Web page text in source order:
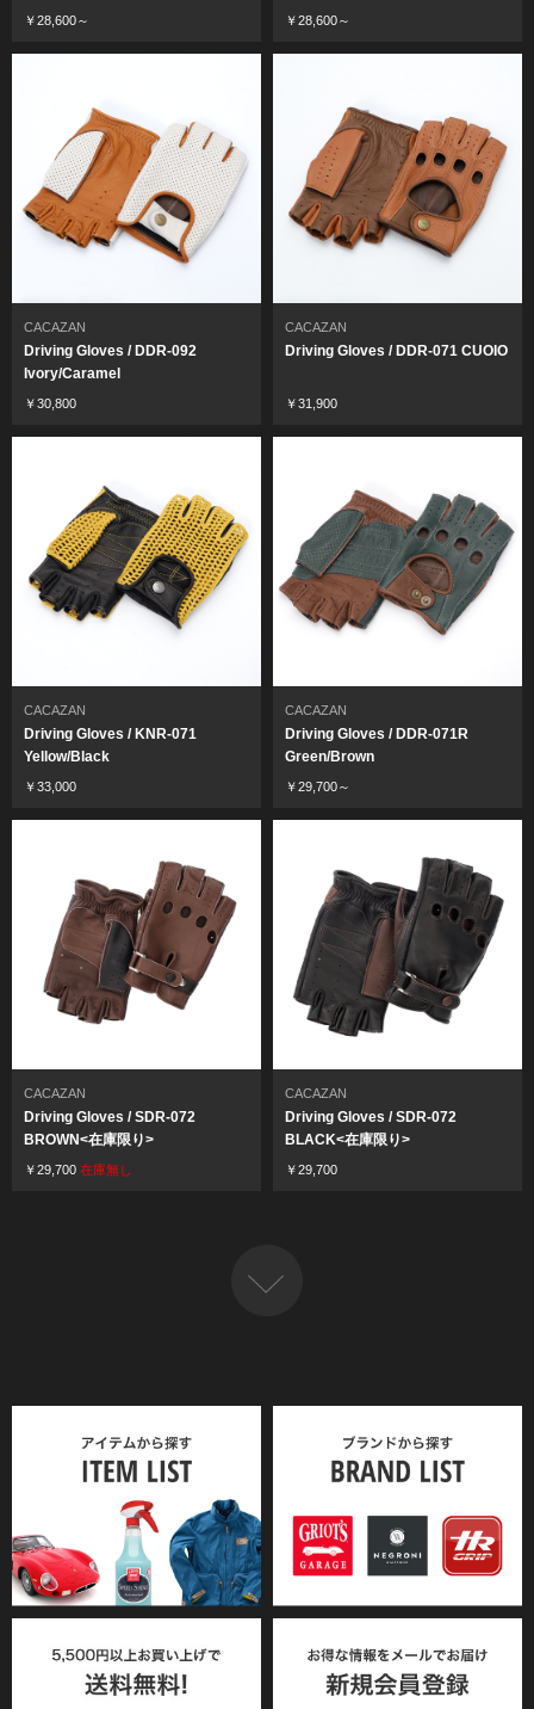
￥28,600～ ￥28,600～
CACAZAN
Driving Gloves / DDR-092
Ivory/Caramel
￥30,800
CACAZAN
Driving Gloves / DDR-071 CUOIO
￥31,900
CACAZAN
Driving Gloves / KNR-071
Yellow/Black
￥33,000
CACAZAN
Driving Gloves / DDR-071R
Green/Brown
￥29,700～
CACAZAN
Driving Gloves / SDR-072
BROWN<在庫限り>
￥29,700 在庫無し
CACAZAN
Driving Gloves / SDR-072
BLACK<在庫限り>
￥29,700